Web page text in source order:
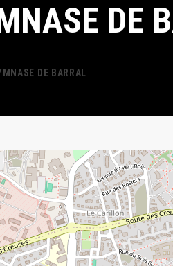
STAGES VACANCES
PLANNING DES ENTRAÎNEMENTS
LOISIRS
DE
DE BARRAL